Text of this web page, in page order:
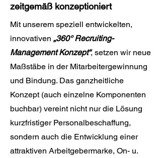
zeitgemäß konzeptioniert
Mit unserem speziell entwickelten,
innovativen „360° Recruiting-
ManagementKonzept“, setzen wir neue
Maßstäbe in der Mitarbeitergewinnung
und Bindung. Das ganzheitliche
Konzept (auch einzelne Komponenten
buchbar) vereint nicht nur die Lösung
kurzfristiger Personalbeschaffung,
sondern auch die Entwicklung einer
attraktiven Arbeitgebermarke, On- u.